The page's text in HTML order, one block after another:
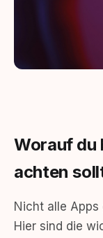
Worauf du
achten
Nicht alle
Hier sind die